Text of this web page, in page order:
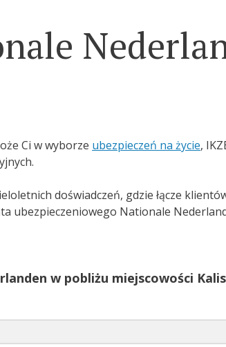
Ci w wyborze ubezpieczeń na życie,
doświadczeń, gdzie łącze
ubezpieczeniowego Nationale
w pobliżu miejscowości